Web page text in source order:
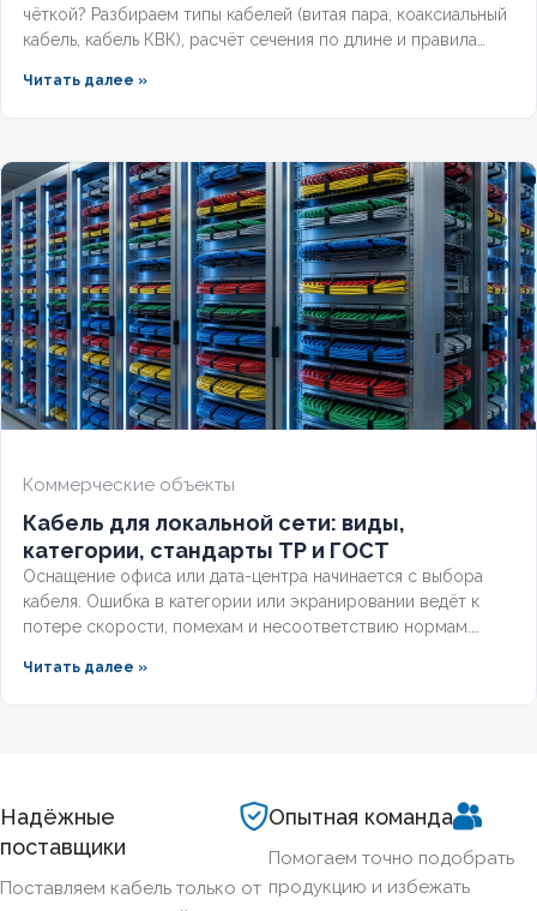
чёткой? Разбираем типы кабелей (витая пара, коаксиальный
кабель, кабель КВК), расчёт сечения по длине и правила
потери сигнала.
Читать далее »
Коммерческие объекты
Кабель для локальной сети: виды,
категории, стандарты ТР и ГОСТ
Оснащение офиса или дата-центра начинается с выбора
кабеля. Ошибка в категории или экранировании ведёт к
потере скорости, помехам и несоответствию нормам.
какие категории поддерживает гигабит и 10G, и как
Читать далее »
Надёжные
поставщики
Поставляем кабель только от
Опытная команда
Помогаем точно подобрать
продукцию и избежать